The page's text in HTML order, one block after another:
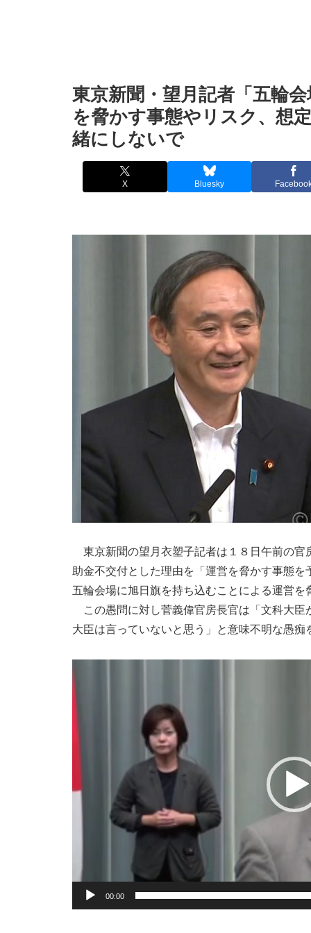
東京新聞・望月記者「五輪
を脅かす事態やリスク、想
緒にしないで
X Bluesky
東京新聞の望月衣塑子記者は１８日午前の官
助金不交付とした理由を「運営を脅かす事態を
五輪会場に旭日旗を持ち込むことによる運営を
この愚問に対し菅義偉官房長官は「文科大臣
大臣は言っていないと思う」と意味不明な愚痴
動
プ
レ
00:00